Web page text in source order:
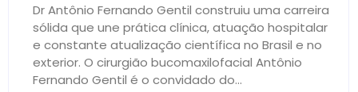
Dr Antônio Fernando Gentil construiu uma carreira
sólida que une prática clínica, atuação hospitalar
e constante atualização científica no Brasil e no
exterior. O cirurgião bucomaxilofacial Antônio
Fernando Gentil é o convidado do...